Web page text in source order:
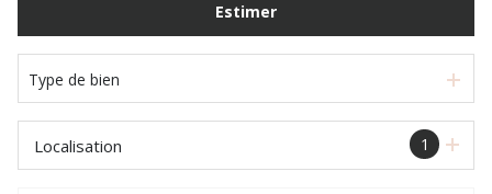
Estimer
Type de bien
1
Localisation